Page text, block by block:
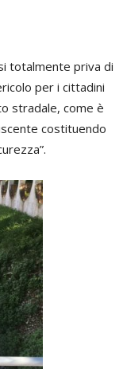
totalmente priva di
per i cittadini
stradale, come è
costituendo